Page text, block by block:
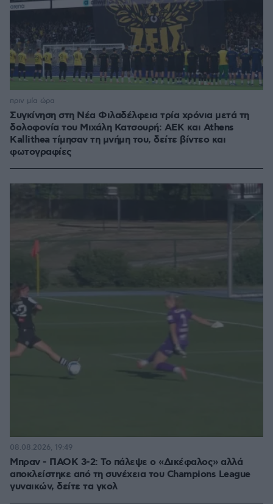
Συγκίνηση στη Νέα Φιλαδέλφεια τρία χρόνια μετά τη
δολοφονία του Μιχάλη Κατσουρή: ΑΕΚ και Athens
Kallithea τίμησαν τη μνήμη του, δείτε βίντεο και
φωτογραφίες
πριν μία ώρα
Μπραν - ΠΑΟΚ 3-2: Το πάλεψε ο «Δικέφαλος» αλλά
αποκλείστηκε από τη συνέχεια του Champions League
γυναικών, δείτε τα γκολ
08.08.2026, 19:49